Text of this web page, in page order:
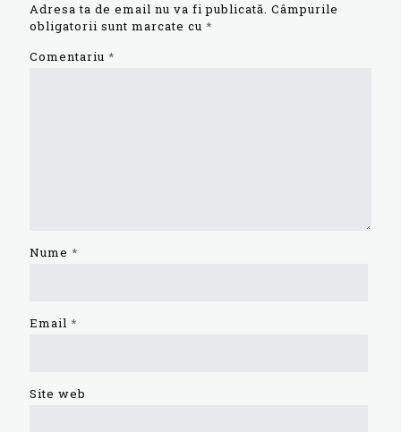
Adresa ta de email nu va fi publicată. Câmpurile
obligatorii sunt marcate cu *
Comentariu *
Nume *
Email *
Site web